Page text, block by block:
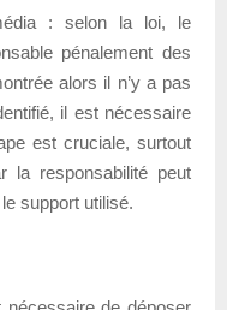
: selon la loi, le
pénalement des
alors il n’y a pas
il est nécessaire
est cruciale, surtout
la responsabilité peut
support utilisé.